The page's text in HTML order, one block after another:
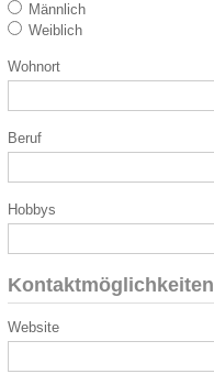
Männlich
Weiblich
Wohnort
Beruf
Hobbys
Kontaktmöglichkeiten
Website